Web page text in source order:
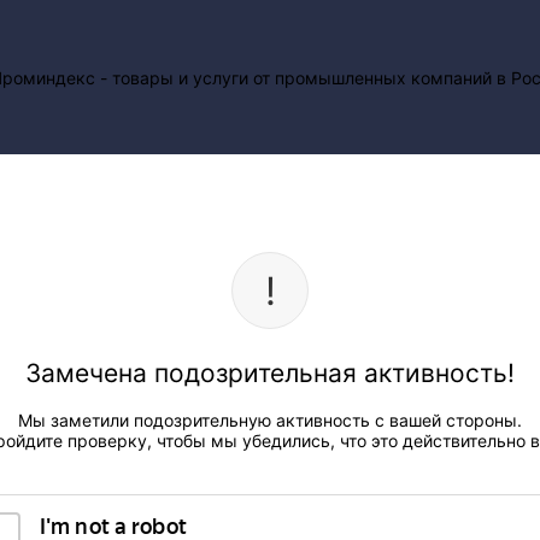
Замечена подозрительная активность!
Мы заметили подозрительную активность с вашей стороны.
проверку, чтобы мы убедились, что это действительно